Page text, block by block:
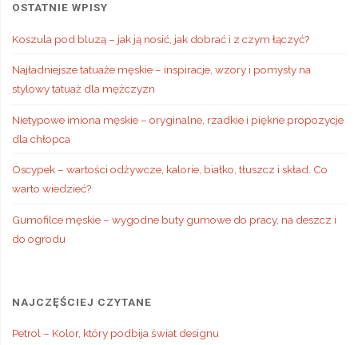
OSTATNIE WPISY
Koszula pod bluzą – jak ją nosić, jak dobrać i z czym łączyć?
Najładniejsze tatuaże męskie – inspiracje, wzory i pomysły na
stylowy tatuaż dla mężczyzn
Nietypowe imiona męskie – oryginalne, rzadkie i piękne propozycje
dla chłopca
Oscypek – wartości odżywcze, kalorie, białko, tłuszcz i skład. Co
warto wiedzieć?
Gumofilce męskie – wygodne buty gumowe do pracy, na deszcz i
do ogrodu
NAJCZĘŚCIEJ CZYTANE
Petrol – Kolor, który podbija świat designu